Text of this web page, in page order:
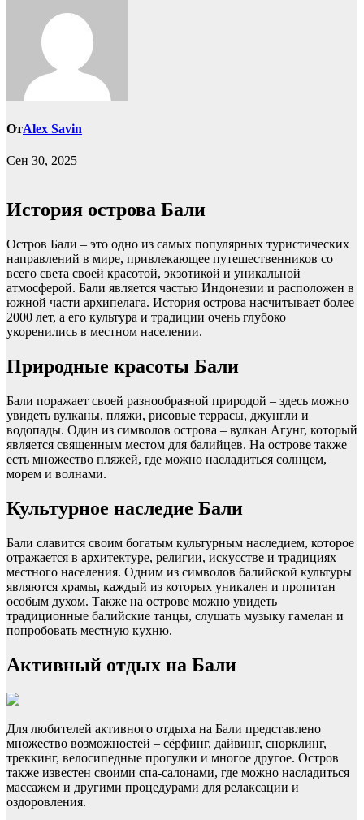
ОтAlex Savin
Сен 30, 2025
История острова Бали
Остров Бали – это одно из самых популярных туристических
направлений в мире, привлекающее путешественников со
всего света своей красотой, экзотикой и уникальной
атмосферой. Бали является частью Индонезии и расположен в
южной части архипелага. История острова насчитывает более
2000 лет, а его культура и традиции очень глубоко
укоренились в местном населении.
Природные красоты Бали
Бали поражает своей разнообразной природой – здесь можно
увидеть вулканы, пляжи, рисовые террасы, джунгли и
водопады. Один из символов острова – вулкан Агунг, который
является священным местом для балийцев. На острове также
есть множество пляжей, где можно насладиться солнцем,
морем и волнами.
Культурное наследие Бали
Бали славится своим богатым культурным наследием, которое
отражается в архитектуре, религии, искусстве и традициях
местного населения. Одним из символов балийской культуры
являются храмы, каждый из которых уникален и пропитан
особым духом. Также на острове можно увидеть
традиционные балийские танцы, слушать музыку гамелан и
попробовать местную кухню.
Активный отдых на Бали
Для любителей активного отдыха на Бали представлено
множество возможностей – сёрфинг, дайвинг, снорклинг,
треккинг, велосипедные прогулки и многое другое. Остров
также известен своими спа-салонами, где можно насладиться
массажем и другими процедурами для релаксации и
оздоровления.